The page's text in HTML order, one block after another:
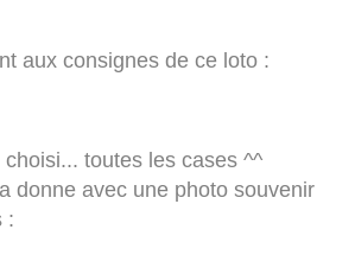
aux consignes de ce loto :
toutes les cases ^^
donne avec une photo souvenir
: